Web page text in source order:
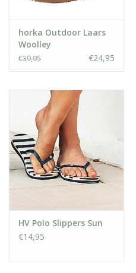
horka Outdoor Laars
Woolley
€39,95 €24,95
HV Polo Slippers Sun
€14,95